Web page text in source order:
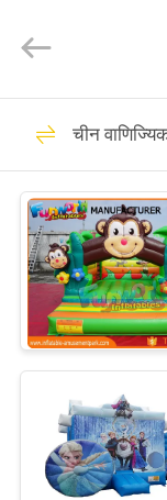
उत्पादों
वीडियो
हमारे
बारे
कारखाना
Limited.
महल
चीन